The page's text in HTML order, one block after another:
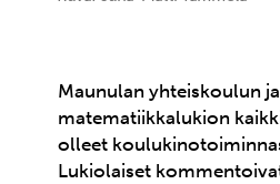
Maunulan yhteiskoulun
matematiikkalukion
olleet
Lukiolaiset